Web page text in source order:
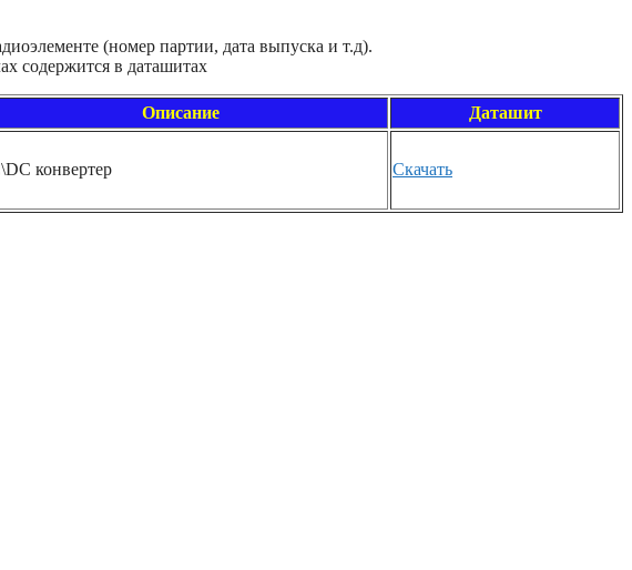
(номер партии, дата выпуска и т.д).
содержится в даташитах
Описание Даташит
конвертер Скачать